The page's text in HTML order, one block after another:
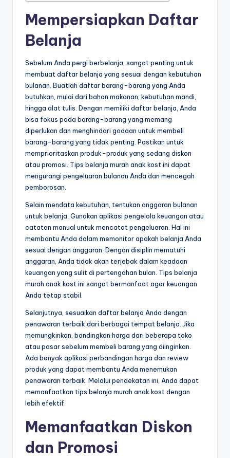
Mempersiapkan Daftar
Belanja
Sebelum Anda pergi berbelanja, sangat penting untuk
membuat daftar belanja yang sesuai dengan kebutuhan
bulanan. Buatlah daftar barang-barang yang Anda
butuhkan, mulai dari bahan makanan, kebutuhan mandi,
hingga alat tulis. Dengan memiliki daftar belanja, Anda
bisa fokus pada barang-barang yang memang
diperlukan dan menghindari godaan untuk membeli
barang-barang yang tidak penting. Pastikan untuk
memprioritaskan produk-produk yang sedang diskon
atau promosi. Tips belanja murah anak kost ini dapat
mengurangi pengeluaran bulanan Anda dan mencegah
pemborosan.
Selain mendata kebutuhan, tentukan anggaran bulanan
untuk belanja. Gunakan aplikasi pengelola keuangan atau
catatan manual untuk mencatat pengeluaran. Hal ini
membantu Anda dalam memonitor apakah belanja Anda
sesuai dengan anggaran. Dengan disiplin mematuhi
anggaran, Anda tidak akan terjebak dalam keadaan
keuangan yang sulit di pertengahan bulan. Tips belanja
murah anak kost ini sangat bermanfaat agar keuangan
Anda tetap stabil.
Selanjutnya, sesuaikan daftar belanja Anda dengan
penawaran terbaik dari berbagai tempat belanja. Jika
memungkinkan, bandingkan harga dari beberapa toko
atau pasar sebelum membeli barang yang diinginkan.
Ada banyak aplikasi perbandingan harga dan review
produk yang dapat membantu Anda menemukan
penawaran terbaik. Melalui pendekatan ini, Anda dapat
memanfaatkan tips belanja murah anak kost dengan
lebih efektif.
Memanfaatkan Diskon
dan Promosi